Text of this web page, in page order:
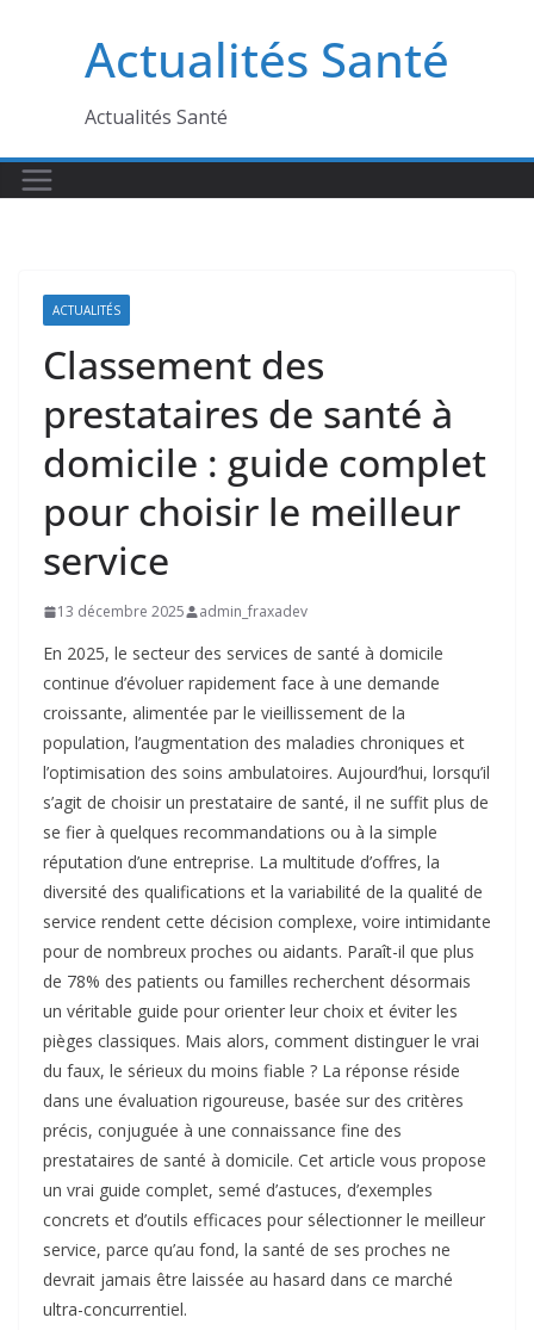
Actualités Santé
Actualités Santé
ACTUALITÉS
Classement des
prestataires de santé à
domicile : guide complet
pour choisir le meilleur
service
13 décembre 2025 admin_fraxadev
En 2025, le secteur des services de santé à domicile
continue d’évoluer rapidement face à une demande
croissante, alimentée par le vieillissement de la
population, l’augmentation des maladies chroniques et
l’optimisation des soins ambulatoires. Aujourd’hui, lorsqu’il
s’agit de choisir un prestataire de santé, il ne suffit plus de
se fier à quelques recommandations ou à la simple
réputation d’une entreprise. La multitude d’offres, la
diversité des qualifications et la variabilité de la qualité de
service rendent cette décision complexe, voire intimidante
pour de nombreux proches ou aidants. Paraît-il que plus
de 78% des patients ou familles recherchent désormais
un véritable guide pour orienter leur choix et éviter les
pièges classiques. Mais alors, comment distinguer le vrai
du faux, le sérieux du moins fiable ? La réponse réside
dans une évaluation rigoureuse, basée sur des critères
précis, conjuguée à une connaissance fine des
prestataires de santé à domicile. Cet article vous propose
un vrai guide complet, semé d’astuces, d’exemples
concrets et d’outils efficaces pour sélectionner le meilleur
service, parce qu’au fond, la santé de ses proches ne
devrait jamais être laissée au hasard dans ce marché
ultra-concurrentiel.